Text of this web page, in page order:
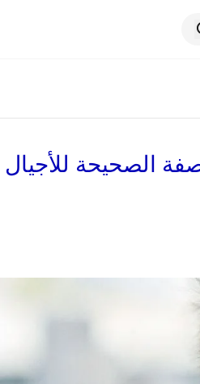
الصحيحة